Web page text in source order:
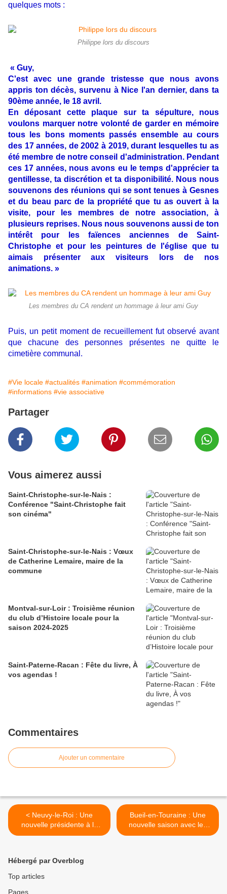
quelques mots :
Philippe lors du discours
« Guy,
C'est avec une grande tristesse que nous avons
appris ton décès, survenu à Nice l'an dernier, dans ta
90ème année, le 18 avril.
En déposant cette plaque sur ta sépulture, nous
voulons marquer notre volonté de garder en mémoire
tous les bons moments passés ensemble au cours
des 17 années, de 2002 à 2019, durant lesquelles tu as
été membre de notre conseil d'administration. Pendant
ces 17 années, nous avons eu le temps d'apprécier ta
gentillesse, ta discrétion et ta disponibilité. Nous nous
souvenons des réunions qui se sont tenues à Gesnes
et du beau parc de la propriété que tu as ouvert à la
visite, pour les membres de notre association, à
plusieurs reprises. Nous nous souvenons aussi de ton
intérêt pour les faïences anciennes de Saint-
Christophe et pour les peintures de l'église que tu
aimais présenter aux visiteurs lors de nos
animations. »
Les membres du CA rendent un hommage à leur ami Guy
Puis, un petit moment de recueillement fut observé avant
que chacune des personnes présentes ne quitte le
cimetière communal.
#Vie locale #actualités #animation #commémoration
#informations #vie associative
Partager
Vous aimerez aussi
Saint-Christophe-sur-le-Nais :
Conférence "Saint-Christophe fait
son cinéma"
Saint-Christophe-sur-le-Nais : Vœux
de Catherine Lemaire, maire de la
commune
Montval-sur-Loir : Troisième réunion
du club d’Histoire locale pour la
saison 2024-2025
Saint-Paterne-Racan : Fête du livre, À
vos agendas !
Commentaires
Ajouter un commentaire
< Neuvy-le-Roi : Une
nouvelle présidente à la
maison des Écritures
Bueil-en-Touraine : Une
nouvelle saison avec les
GRBueil >
Hébergé par Overblog
Top articles
Pages